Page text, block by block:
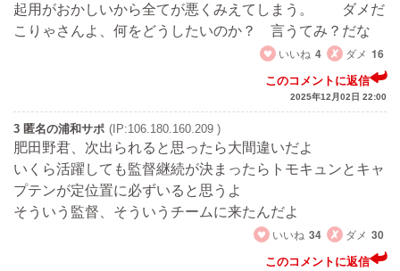
起用がおかしいから全てが悪くみえてしまう。 ダメだ
こりゃさんよ、何をどうしたいのか？ 言うてみ？だな
いいね 4 ダメ 16
このコメントに返信
2025年12月02日 22:00
3 匿名の浦和サポ (IP:106.180.160.209 )
肥田野君、次出られると思ったら大間違いだよ
いくら活躍しても監督継続が決まったらトモキュンとキャ
プテンが定位置に必ずいると思うよ
そういう監督、そういうチームに来たんだよ
いいね 34 ダメ 30
このコメントに返信